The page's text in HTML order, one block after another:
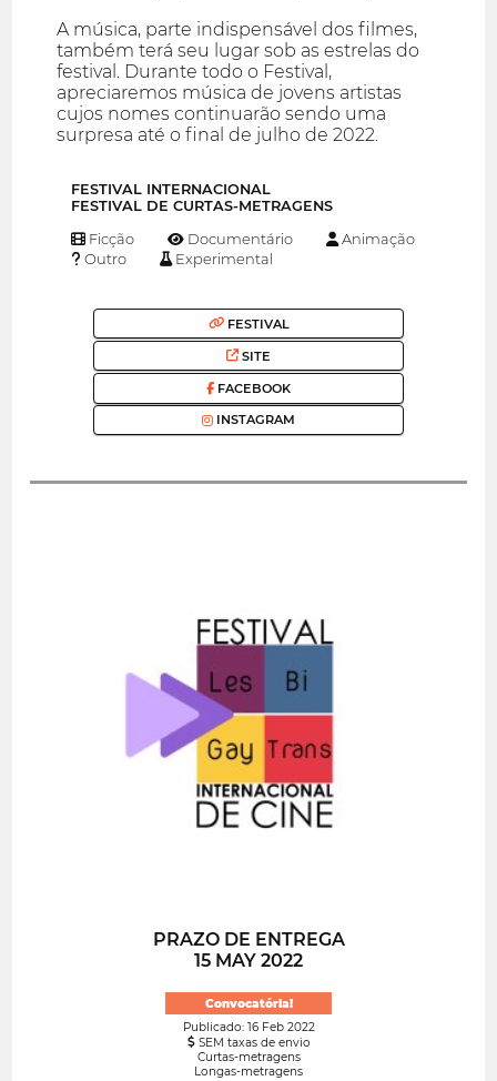
A música, parte indispensável dos filmes,
também terá seu lugar sob as estrelas do
festival. Durante todo o Festival,
apreciaremos música de jovens artistas
cujos nomes continuarão sendo uma
surpresa até o final de julho de 2022.
FESTIVAL INTERNACIONAL
FESTIVAL DE CURTAS-METRAGENS
Ficção Documentário
Animação
Outro
Experimental
FESTIVAL
SITE
FACEBOOK
INSTAGRAM
PRAZO DE ENTREGA
15 MAY 2022
Convocatória!
Publicado: 16 Feb 2022
SEM taxas de envio
Curtas-metragens
Longas-metragens